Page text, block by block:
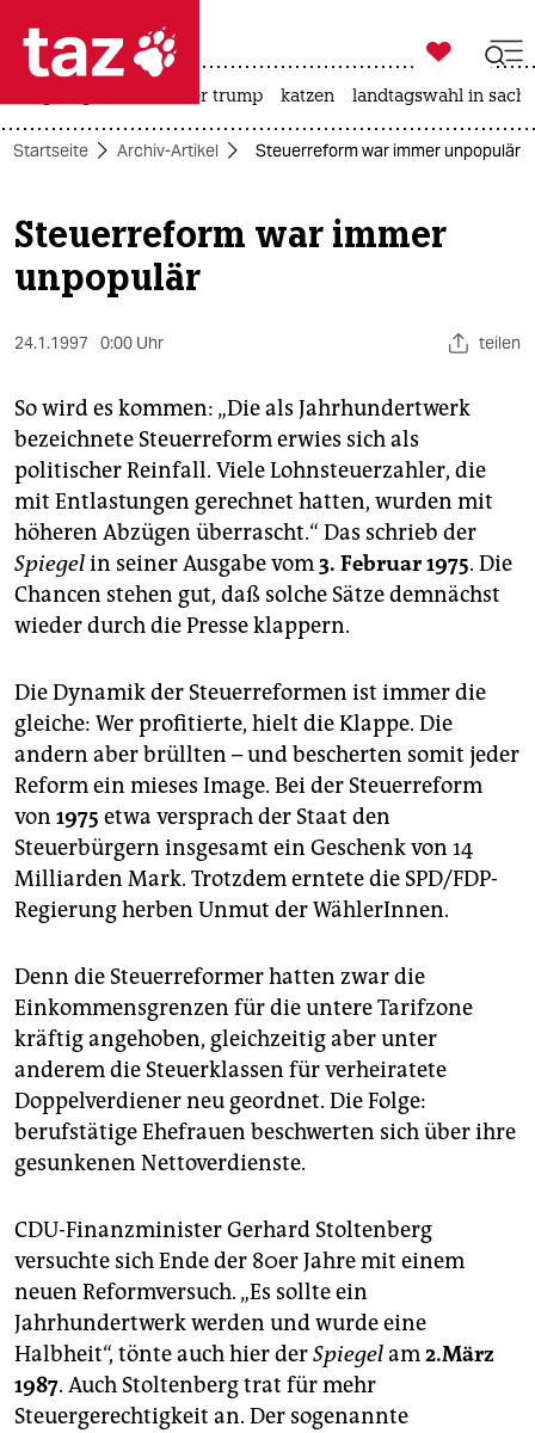
 taz zahl ich
taz zahl ich
themen
politik
kultur
sport
berlin
nord
verlag
verlag
veranstaltungen
shop
fragen & hilfe
unterstützen
abo
genossenschaft
epaper login

taz zahl ich
usa unter trump katzen landtagswahl in
Startseite Archiv-Artikel Steuerreform war immer unpopulär
Steuerreform war immer
unpopulär
24.1.1997 0:00 Uhr teilen
So wird es kommen: „Die als Jahrhundertwerk
bezeichnete Steuerreform erwies sich als
politischer Reinfall. Viele Lohnsteuerzahler, die
mit Entlastungen gerechnet hatten, wurden mit
höheren Abzügen überrascht.“ Das schrieb der
Spiegelin seiner Ausgabe vom 3. Februar 1975. Die
Chancen stehen gut, daß solche Sätze demnächst
wieder durch die Presse klappern.
Die Dynamik der Steuerreformen ist immer die
gleiche: Wer profitierte, hielt die Klappe. Die
andern aber brüllten – und bescherten somit jeder
Reform ein mieses Image. Bei der Steuerreform
von 1975 etwa versprach der Staat den
Steuerbürgern insgesamt ein Geschenk von 14
Milliarden Mark. Trotzdem erntete die SPD/FDP-
Regierung herben Unmut der WählerInnen.
Denn die Steuerreformer hatten zwar die
Einkommensgrenzen für die untere Tarifzone
kräftig angehoben, gleichzeitig aber unter
anderem die Steuerklassen für verheiratete
Doppelverdiener neu geordnet. Die Folge:
berufstätige Ehefrauen beschwerten sich über ihre
gesunkenen Nettoverdienste.
CDU-Finanzminister Gerhard Stoltenberg
versuchte sich Ende der 80er Jahre mit einem
neuen Reformversuch. „Es sollte ein
Jahrhundertwerk werden und wurde eine
Halbheit“, tönte auch hier derSpiegelam2.März
1987. Auch Stoltenberg trat für mehr
Steuergerechtigkeit an. Der sogenannte